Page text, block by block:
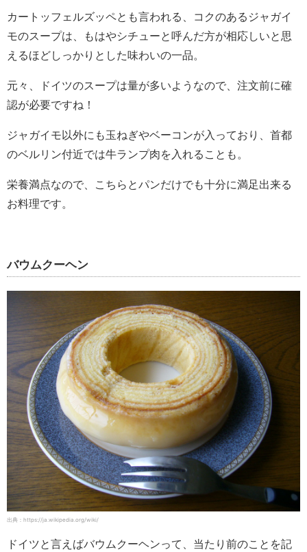
カートッフェルズッペとも言われる、コクのあるジャガイ
モのスープは、もはやシチューと呼んだ方が相応しいと思
えるほどしっかりとした味わいの一品。
元々、ドイツのスープは量が多いようなので、注文前に確
認が必要ですね！
ジャガイモ以外にも玉ねぎやベーコンが入っており、首都
のベルリン付近では牛ランプ肉を入れることも。
栄養満点なので、こちらとパンだけでも十分に満足出来る
お料理です。
バウムクーヘン
出典：https://ja.wikipedia.org/wiki/
ドイツと言えばバウムクーヘンって、当たり前のことを記